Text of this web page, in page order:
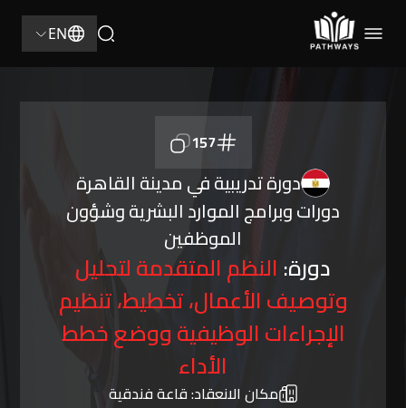
EN
157
دورة تدريبية في مدينة القاهرة
دورات وبرامج الموارد البشرية وشؤون
الموظفين
دورة: النظم المتقدمة لتحليل
وتوصيف الأعمال، تخطيط، تنظيم
الإجراءات الوظيفية ووضع خطط
الأداء
مكان الانعقاد:قاعة فندقية